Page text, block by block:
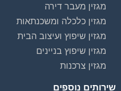
מגזין מעבר דירה
מגזין כלכלה ומשכנתאות
מגזין שיפוץ ועיצוב הבית
מגזין שיפוץ בניינים
מגזין צרכנות
שירותים נוספים